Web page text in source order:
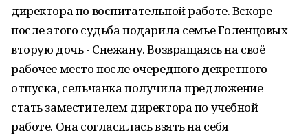
директора по воспитательной работе. Вскоре
после этого судьба подарила семье Голенцовых
вторую дочь - Снежану. Возвращаясь на своё
рабочее место после очередного декретного
отпуска, сельчанка получила предложение
стать заместителем директора по учебной
работе. Она согласилась взять на себя